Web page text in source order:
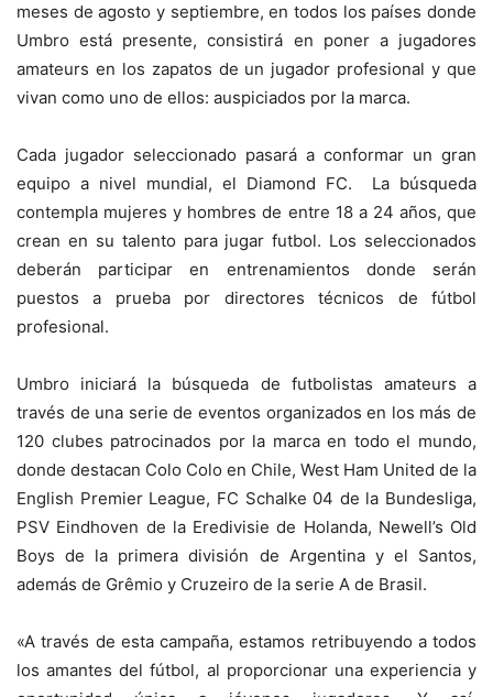
meses de agosto y septiembre, en todos los países donde
Umbro está presente, consistirá en poner a jugadores
amateurs en los zapatos de un jugador profesional y que
vivan como uno de ellos: auspiciados por la marca.
Cada jugador seleccionado pasará a conformar un gran
equipo a nivel mundial, el Diamond FC. La búsqueda
contempla mujeres y hombres de entre 18 a 24 años, que
crean en su talento para jugar futbol. Los seleccionados
deberán participar en entrenamientos donde serán
puestos a prueba por directores técnicos de fútbol
profesional.
Umbro iniciará la búsqueda de futbolistas amateurs a
través de una serie de eventos organizados en los más de
120 clubes patrocinados por la marca en todo el mundo,
donde destacan Colo Colo en Chile, West Ham United de la
English Premier League, FC Schalke 04 de la Bundesliga,
PSV Eindhoven de la Eredivisie de Holanda, Newell’s Old
Boys de la primera división de Argentina y el Santos,
además de Grêmio y Cruzeiro de la serie A de Brasil.
«A través de esta campaña, estamos retribuyendo a todos
los amantes del fútbol, al proporcionar una experiencia y